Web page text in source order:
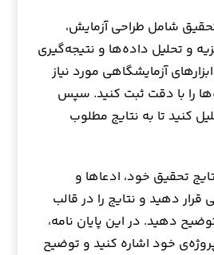
شامل طراحی آزمایش،
و تحلیل داده‌ها و نتیجه‌گیری
ابزارهای آزمایشگاهی مورد نیاز
را با دقت ثبت کنید. سپس
کنید تا به نتایج مطلوب
تحقیق خود، ادعاها و
قرار دهید و نتایج را در قالب
دهید. در این پایان نامه،
خود اشاره کنید و توضیح